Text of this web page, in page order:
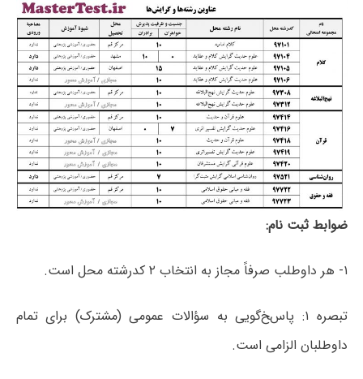
ضوابط ثبت نام:
۱- هر داوطلب صرفاً مجاز به انتخاب ۲ کدرشته محل است.
تبصره ۱: پاسﺦگویی به سؤاﻻت عمومی (مشترک) برای تمام
داوطلبان الزامی است.